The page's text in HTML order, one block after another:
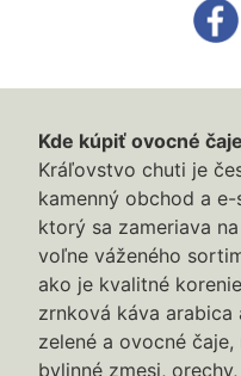
Kde kúpiť ovocné
Kráľovstvo chuti je
kamenný obchod a e-
ktorý sa zameriava
voľne váženého
ako je kvalitné
zrnková káva arabica
zelené a ovocné
bylinné zmesi,